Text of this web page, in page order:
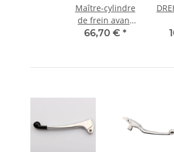
Maître-cylindre
de frein avant
pour Honda CB
CM 400 CX FT
66,70 € *